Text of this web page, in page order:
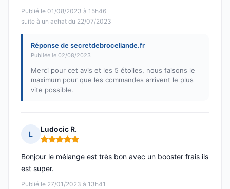
Publié le 01/08/2023 à 15h46
suite à un achat du 22/07/2023
Réponse de secretdebroceliande.fr
Publiée le 02/08/2023
Merci pour cet avis et les 5 étoiles, nous faisons le
maximum pour que les commandes arrivent le plus
vite possible.
L
Ludocic R.
Note : 5 sur 5
Publié le 27/01/2023 à 13h41
Bonjour le mélange est très bon avec un booster frais ils
est super.